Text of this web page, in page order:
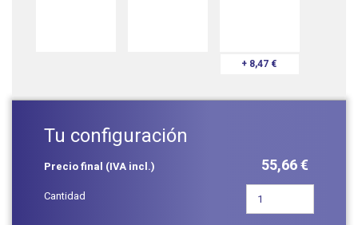
+ 8,47 €
Tu configuración
Precio final (IVA incl.) 55,66 €
Cantidad